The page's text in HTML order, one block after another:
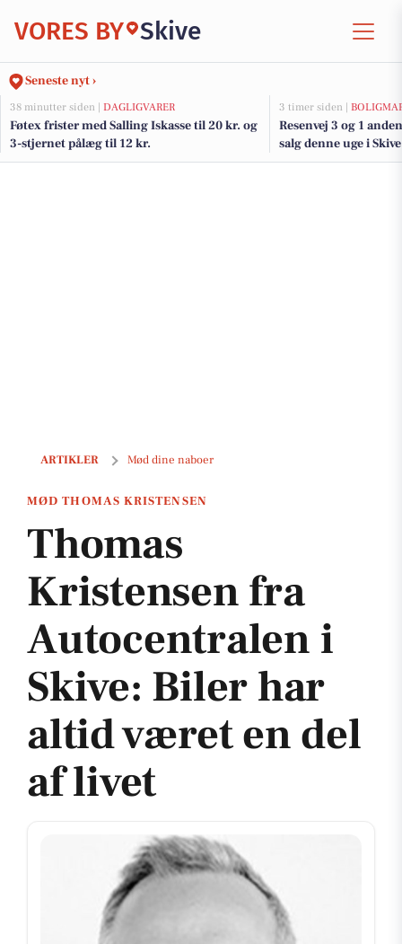
VORES BY Skive
Seneste nyt ›
38 minutter siden | DAGLIGVARER
Føtex frister med Salling Iskasse til 20 kr. og
3-stjernet pålæg til 12 kr.
3 timer siden |
Resenvej 3 og 1
salg denne uge i
ARTIKLER Mød dine naboer
Thomas Kristensen fra Autocentralen i Skive: Biler har altid været
MØD THOMAS KRISTENSEN
Thomas
Kristensen fra
Autocentralen i
Skive: Biler har
altid været en del
af livet